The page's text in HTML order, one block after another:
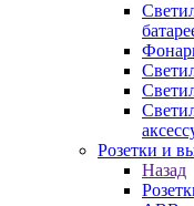
Розетки и
Назад